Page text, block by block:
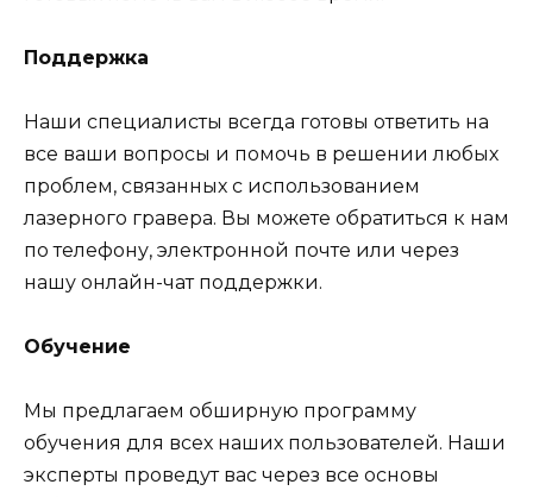
Поддержка
Наши специалисты всегда готовы ответить на
все ваши вопросы и помочь в решении любых
проблем, связанных с использованием
лазерного гравера. Вы можете обратиться к нам
по телефону, электронной почте или через
нашу онлайн-чат поддержки.
Обучение
Мы предлагаем обширную программу
обучения для всех наших пользователей. Наши
эксперты проведут вас через все основы